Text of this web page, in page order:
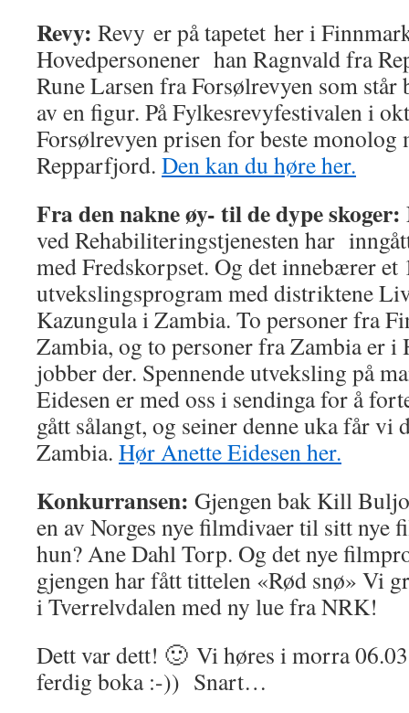
Revy: Revy er på tapetet her i
Hovedpersonener han Ragnvald fra
Rune Larsen fra Forsølrevyen som står
av en figur. På Fylkesrevyfestivalen i
Forsølrevyen prisen for beste monolog
Repparfjord. Den kan du høre her.
Fra den nakne øy- til de dype skoger:
ved Rehabiliteringstjenesten har
med Fredskorpset. Og det innebærer et
utvekslingsprogram med distriktene
Kazungula i Zambia. To personer fra
Zambia, og to personer fra Zambia er i
jobber der. Spennende utveksling på
Eidesen er med oss i sendinga for å
gått sålangt, og seiner denne uka får vi
Zambia. Hør Anette Eidesen her.
Konkurransen: Gjengen bak Kill
en av Norges nye filmdivaer til sitt nye
hun? Ane Dahl Torp. Og det nye
gjengen har fått tittelen «Rød snø» Vi
i Tverrelvdalen med ny lue fra NRK!
Dett var dett! 🙂 Vi høres i morra
ferdig boka :-)) Snart…